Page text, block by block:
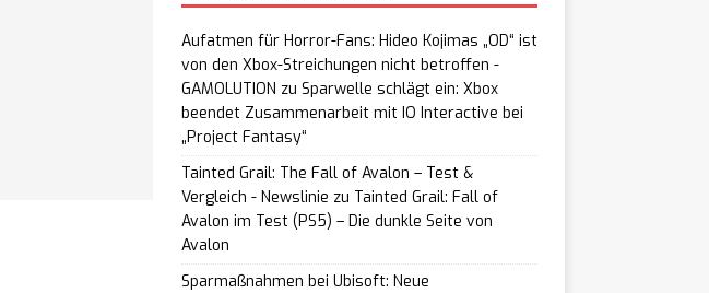
Aufatmen für Horror-Fans: Hideo Kojimas „OD“ ist
von den Xbox-Streichungen nicht betroffen -
GAMOLUTION zu Sparwelle schlägt ein: Xbox
beendet Zusammenarbeit mit IO Interactive bei
„Project Fantasy“
Tainted Grail: The Fall of Avalon – Test &
Vergleich - Newslinie zu Tainted Grail: Fall of
Avalon im Test (PS5) – Die dunkle Seite von
Avalon
Sparmaßnahmen bei Ubisoft: Neue